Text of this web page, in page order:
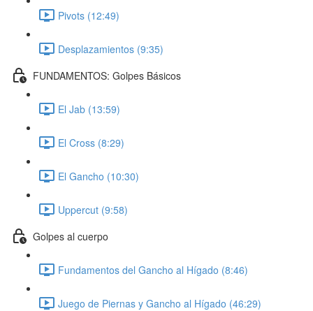
Pivots (12:49)
Desplazamientos (9:35)
FUNDAMENTOS: Golpes Básicos
El Jab (13:59)
El Cross (8:29)
El Gancho (10:30)
Uppercut (9:58)
Golpes al cuerpo
Fundamentos del Gancho al Hígado (8:46)
Juego de Piernas y Gancho al Hígado (46:29)